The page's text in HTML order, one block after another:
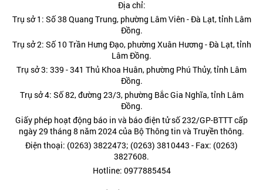
Địa chỉ:
Trụ sở 1: Số 38 Quang Trung, phường Lâm Viên - Đà Lạt, tỉnh Lâm
Đồng.
Trụ sở 2: Số 10 Trần Hưng Đạo, phường Xuân Hương - Đà Lạt, tỉnh
Lâm Đồng.
Trụ sở 3: 339 - 341 Thủ Khoa Huân, phường Phú Thủy, tỉnh Lâm
Đồng.
Trụ sở 4: Số 82, đường 23/3, phường Bắc Gia Nghĩa, tỉnh Lâm
Đồng.
Giấy phép hoạt động báo in và báo điện tử số 232/GP-BTTT cấp
ngày 29 tháng 8 năm 2024 của Bộ Thông tin và Truyền thông.
Điện thoại: (0263) 3822473; (0263) 3810443 - Fax: (0263)
3827608.
Hotline: 0977885454